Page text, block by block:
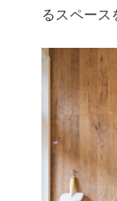
るスペース